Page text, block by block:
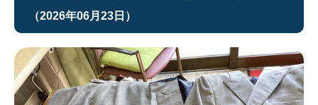
（2026年06月23日）